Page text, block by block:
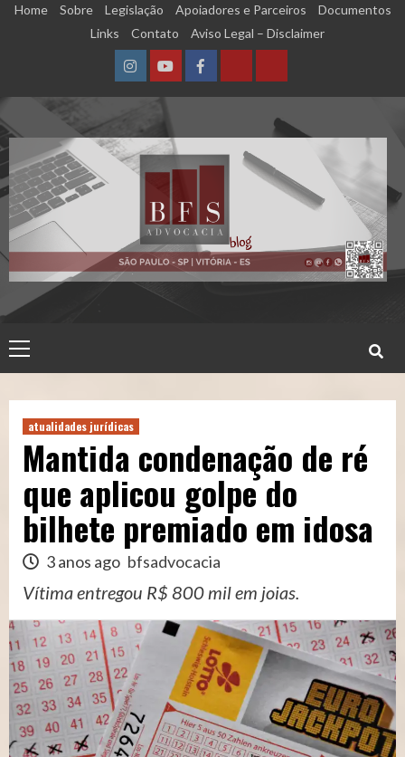
SkipHome Sobre Legislação Apoiadores e Parceiros
Documentos
Links
Contato Aviso Legal – Disclaimer
InstagramYouTubeFacebookCalculadora
Qualidade
de
Segurado
(INSS)
Calculadora
Tempo
de
Contribuição
Menu
atualidades jurídicas
Mantida condenação de ré
que aplicou golpe do
bilhete premiado em idosa
3 anos ago bfsadvocacia
Vítima entregou R$ 800 mil em joias.